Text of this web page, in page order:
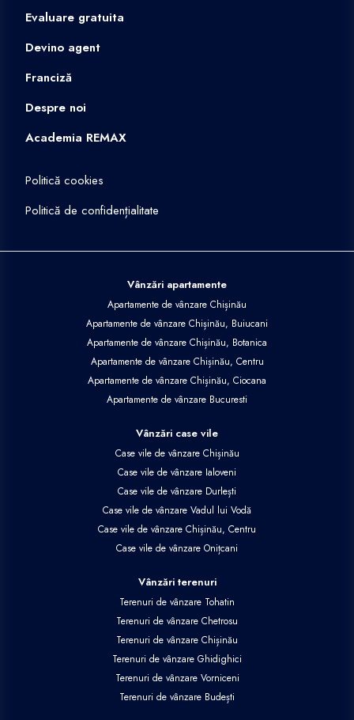
Evaluare gratuita
Devino agent
Franciză
Despre noi
Academia REMAX
Politică cookies
Politică de confidențialitate
Vânzări apartamente
Apartamente de vânzare Chișinău
Apartamente de vânzare Chișinău, Buiucani
Apartamente de vânzare Chișinău, Botanica
Apartamente de vânzare Chișinău, Centru
Apartamente de vânzare Chișinău, Ciocana
Apartamente de vânzare Bucuresti
Vânzări case vile
Case vile de vânzare Chișinău
Case vile de vânzare Ialoveni
Case vile de vânzare Durlești
Case vile de vânzare Vadul lui Vodă
Case vile de vânzare Chișinău, Centru
Case vile de vânzare Onițcani
Vânzări terenuri
Terenuri de vânzare Tohatin
Terenuri de vânzare Chetrosu
Terenuri de vânzare Chișinău
Terenuri de vânzare Ghidighici
Terenuri de vânzare Vorniceni
Terenuri de vânzare Budești